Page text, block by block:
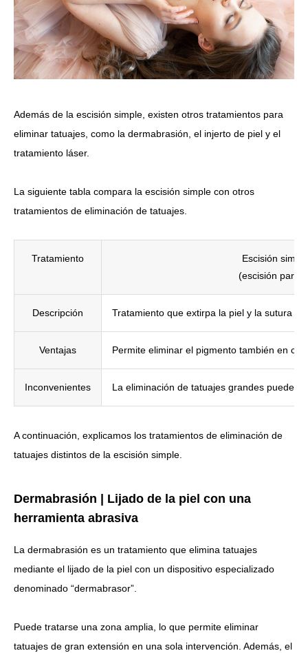
Además de la escisión simple, existen otros tratamientos para
eliminar tatuajes, como la dermabrasión, el injerto de piel y el
tratamiento láser.
La siguiente tabla compara la escisión simple con otros
tratamientos de eliminación de tatuajes.
Tratamiento
Escisión simple
(escisión
Descripción Tratamiento que extirpa la piel y la sutura
Ventajas Permite eliminar el pigmento también en
Inconvenientes La eliminación de tatuajes grandes puede
A continuación, explicamos los tratamientos de eliminación de
tatuajes distintos de la escisión simple.
Dermabrasión | Lijado de la piel con una
herramienta abrasiva
La dermabrasión es un tratamiento que elimina tatuajes
mediante el lijado de la piel con un dispositivo especializado
denominado “dermabrasor”.
Puede tratarse una zona amplia, lo que permite eliminar
tatuajes de gran extensión en una sola intervención. Además, el